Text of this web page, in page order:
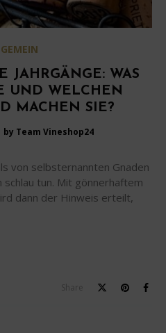
JAHRGÄNGE: WAS
UND WELCHEN
MACHEN SIE?
by Team Vineshop24
von selbsternannten Gnaden
schlau tun. Mit gönnerhaftem
dann der Hinweis erteilt,
Share